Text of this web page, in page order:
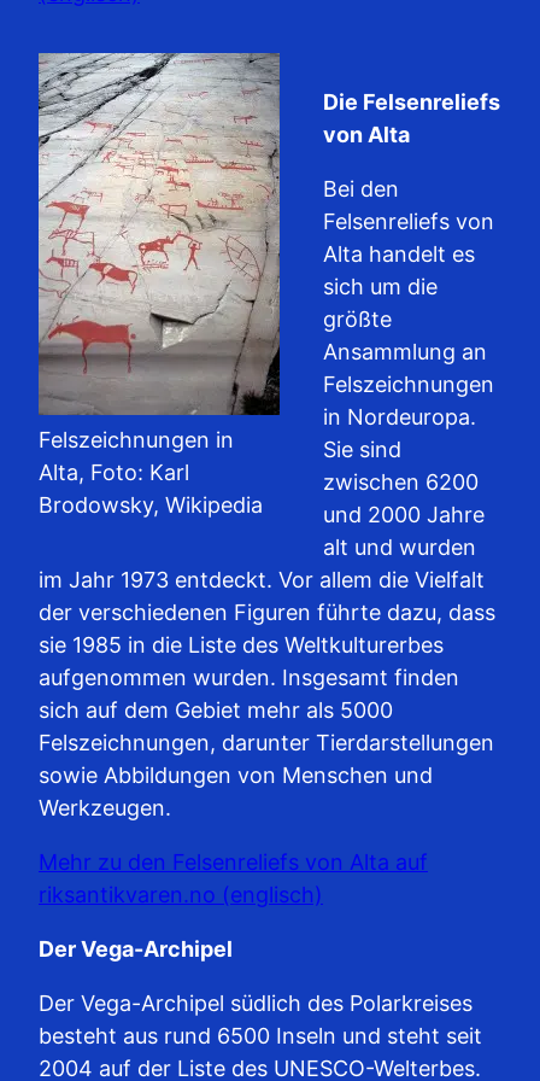
Felszeichnungen in
Alta, Foto: Karl
Brodowsky, Wikipedia
Die Felsenreliefs
von Alta
Bei den
Felsenreliefs von
Alta handelt es
sich um die
größte
Ansammlung an
Felszeichnungen
in Nordeuropa.
Sie sind
zwischen 6200
und 2000 Jahre
alt und wurden
im Jahr 1973 entdeckt. Vor allem die Vielfalt
der verschiedenen Figuren führte dazu, dass
sie 1985 in die Liste des Weltkulturerbes
aufgenommen wurden. Insgesamt finden
sich auf dem Gebiet mehr als 5000
Felszeichnungen, darunter Tierdarstellungen
sowie Abbildungen von Menschen und
Werkzeugen.
Mehr zu den Felsenreliefs von Alta auf
riksantikvaren.no (englisch)
Der Vega-Archipel
Der Vega-Archipel südlich des Polarkreises
besteht aus rund 6500 Inseln und steht seit
2004 auf der Liste des UNESCO-Welterbes.